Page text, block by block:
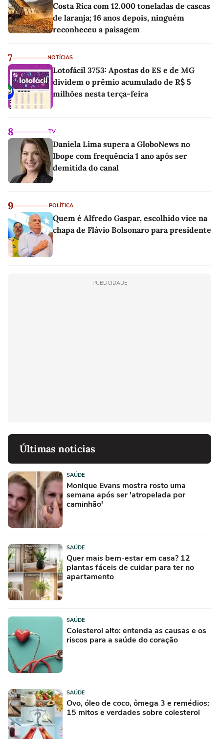
Costa Rica com 12.000 toneladas de cascas
de laranja; 16 anos depois, ninguém
reconheceu a paisagem
7 NOTÍCIAS
Lotofácil 3753: Apostas do ES e de MG
dividem o prêmio acumulado de R$ 5
milhões nesta terça-feira
8 TV
Daniela Lima supera a GloboNews no
Ibope com frequência 1 ano após ser
demitida do canal
9 POLÍTICA
Quem é Alfredo Gaspar, escolhido vice na
chapa de Flávio Bolsonaro para presidente
PUBLICIDADE
Últimas notícias
SAÚDE
Monique Evans mostra rosto uma
semana após ser 'atropelada por
caminhão'
SAÚDE
Quer mais bem-estar em casa? 12
plantas fáceis de cuidar para ter no
apartamento
SAÚDE
Colesterol alto: entenda as causas e os
riscos para a saúde do coração
SAÚDE
Ovo, óleo de coco, ômega 3 e remédios:
15 mitos e verdades sobre colesterol